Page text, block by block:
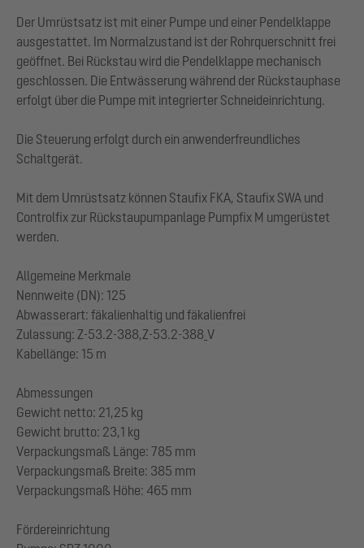
Der Umrüstsatz ist mit einer Pumpe und einer Pendelklappe
ausgestattet. Im Normalzustand ist der Rohrquerschnitt frei
geöffnet. Bei Rückstau wird die Pendelklappe mechanisch
geschlossen. Die Entwässerung während der Rückstauphase
erfolgt über die Pumpe mit integrierter Schneideinrichtung.
Die Steuerung erfolgt durch ein anwenderfreundliches
Schaltgerät.
Mit dem Umrüstsatz können Staufix FKA, Staufix SWA und
Controlfix zur Rückstaupumpanlage Pumpfix M umgerüstet
werden.
Allgemeine Merkmale
Nennweite (DN): 125
Abwasserart: fäkalienhaltig und fäkalienfrei
Zulassung: Z-53.2-388,Z-53.2-388_V
Kabellänge: 15 m
Abmessungen
Gewicht netto: 21,25 kg
Gewicht brutto: 23,1 kg
Verpackungsmaß Länge: 785 mm
Verpackungsmaß Breite: 385 mm
Verpackungsmaß Höhe: 465 mm
Fördereinrichtung